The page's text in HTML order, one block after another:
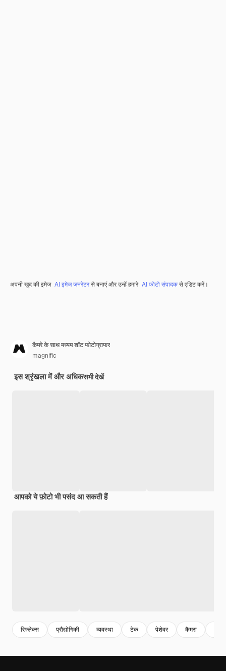
अपनी खुद की इमेज AI इमेज जनरेटरसे बनाएं और उन्हें हमारे AI फोटो संपादकसे एडिट करें।
कैमरे के साथ मध्यम शॉट फोटोग्राफर
magnific
इस श्रृंखला में और अधिकसभी देखें
आपको ये फ़ोटो भी पसंद आ सकती हैं
रिफ्लेक्स प्रौद्योगिकी व्यवस्था टेक पेशेवर कैमरा